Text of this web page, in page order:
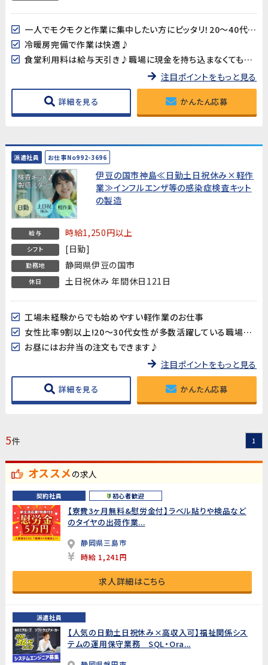
一人でモクモクと作業に集中したい方にピッタリ！20～40代男女多数活躍中!!
冷暖房完備で作業は快適♪
食堂利用料は給与天引き♪職場に現金を持ち込まなくても大丈夫♪
注目ポイントをもっと見る
詳細を見る かんたん応募
派遣社員 お仕事No992-3696
伊豆の国市神島≪日勤土日祝休み×軽作
業≫インフルエンザ等の感染症検査キット
の製造
給与 時給1,250円以上
シフト [日勤]
勤務地 静岡県伊豆の国市
休日 土日祝休み 年間休日121日
工場未経験からでも始めやすい軽作業のお仕事
女性比率9割以上!20～30代女性が多数活躍している職場です♪
お昼にはお弁当の注文もできます♪
注目ポイントをもっと見る
詳細を見る かんたん応募
5件 1
オススメの求人
契約社員 初心者歓迎
【寮費3ヶ月無料&慰労金付】ラベル貼りや検品など
のタイヤの出荷作業...
静岡県三島市
時給 1,241円
求人詳細はこちら
派遣社員
【人気の日勤土日祝休み×高収入可】福祉関係シス
テムの運用保守業務 SQL・Ora...